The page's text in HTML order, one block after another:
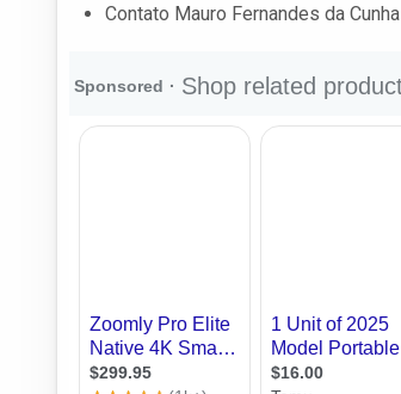
Contato Mauro Fernandes da Cunha